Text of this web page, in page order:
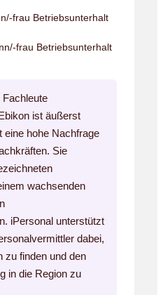
frau Betriebsunterhalt
frau Betriebsunterhalt
Fachleute
ist äußerst
eine hohe Nachfrage
Sie
wachsenden
iPersonal unterstützt
dabei,
zu finden und den
in die Region zu